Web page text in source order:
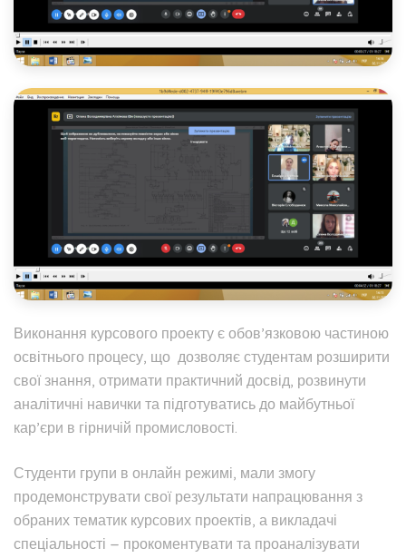
Виконання курсового проекту є обов’язковою частиною
освітнього процесу, що дозволяє студентам розширити
свої знання, отримати практичний досвід, розвинути
аналітичні навички та підготуватись до майбутньої
кар’єри в гірничій промисловості.
Студенти групи в онлайн режимі, мали змогу
продемонструвати свої результати напрацювання з
обраних тематик курсових проектів, а викладачі
спеціальності – прокоментувати та проаналізувати